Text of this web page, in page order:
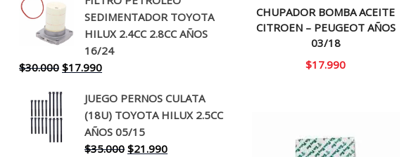
era:
$260.000.
es:
$199.990.
SEDIMENTADOR TOYOTA
HILUX 2.4CC 2.8CC AÑOS
16/24
$30.000 El
original
era:
$30.000.
$17.990El
actual
es:
$17.990.
JUEGO PERNOS CULATA
(18U) TOYOTA HILUX 2.5CC
AÑOS 05/15
$35.000 El
$21.990El
CHUPADOR BOMBA ACEITE
CITROEN – PEUGEOT AÑOS
03/18
$17.990